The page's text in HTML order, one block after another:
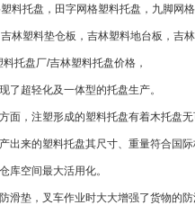
料托盘，田字网格塑料托盘，九脚网
林塑料垫仓板，吉林塑料地台板，
托盘厂/吉林塑料托盘价格，
了超轻化及一体型的托盘生产。
面，注塑形成的塑料托盘有着木托盘
出来的塑料托盘其尺寸、重量符合国
库空间最大活用化。
滑垫，叉车作业时大大增强了货物的